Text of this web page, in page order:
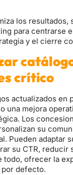
los resultados,
para centrarse
y el cierre
crítico
actualizados en
una mejora
Los
su
Pueden adaptar
su CTR, reducir
todo, ofrecer la
defecto.